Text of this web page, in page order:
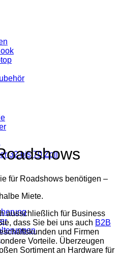
32 bis 70 Zoll
für Roadshows benötigen –
Miete.
ausschließlich für Business
dass Sie bei uns auch B2B
und Firmen
Vorteile. Überzeugen
Sortiment an Hardware für